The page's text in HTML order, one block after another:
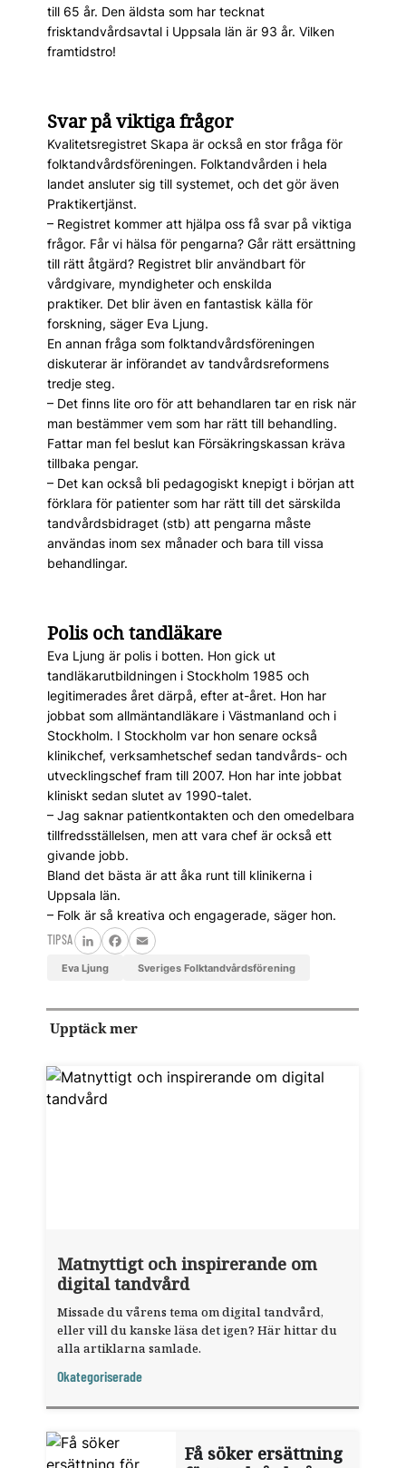
till 65 år. Den äldsta som har tecknat
frisktandvårdsavtal i Uppsala län är 93 år. Vilken
framtidstro!
Svar på viktiga frågor
Kvalitetsregistret Skapa är också en stor fråga för
folktandvårdsföreningen. Folktandvården i hela
landet ansluter sig till systemet, och det gör även
Praktikertjänst.
– Registret kommer att hjälpa oss få svar på viktiga
frågor. Får vi hälsa för pengarna? Går rätt ersättning
till rätt åtgärd? Registret blir användbart för
vårdgivare, myndigheter och enskilda
praktiker. Det blir även en fantastisk källa för
forskning, säger Eva Ljung.
En annan fråga som folktandvårdsföreningen
diskuterar är införandet av tandvårdsreformens
tredje steg.
– Det finns lite oro för att behandlaren tar en risk när
man bestämmer vem som har rätt till behandling.
Fattar man fel beslut kan Försäkringskassan kräva
tillbaka pengar.
– Det kan också bli pedagogiskt knepigt i början att
förklara för patienter som har rätt till det särskilda
tandvårdsbidraget (stb) att pengarna måste
användas inom sex månader och bara till vissa
behandlingar.
Polis och tandläkare
Eva Ljung är polis i botten. Hon gick ut
tandläkarutbildningen i Stockholm 1985 och
legitimerades året därpå, efter at-året. Hon har
jobbat som allmäntandläkare i Västmanland och i
Stockholm. I Stockholm var hon senare också
klinikchef, verksamhetschef sedan tandvårds- och
utvecklingschef fram till 2007. Hon har inte jobbat
kliniskt sedan slutet av 1990-talet.
– Jag saknar patientkontakten och den omedelbara
tillfredsställelsen, men att vara chef är också ett
givande jobb.
Bland det bästa är att åka runt till klinikerna i
Uppsala län.
– Folk är så kreativa och engagerade, säger hon.
TIPSA
LinkedInFacebook
Email
Eva Ljung Sveriges Folktandvårdsförening
Upptäck mer
Matnyttigt och inspirerande om
digital tandvård
Missade du vårens tema om digital tandvård,
eller vill du kanske läsa det igen? Här hittar du
alla artiklarna samlade.
Okategoriserade
Få söker ersättning